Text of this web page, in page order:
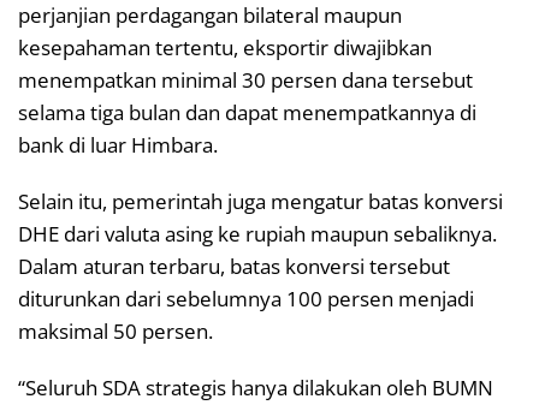
perjanjian perdagangan bilateral maupun
kesepahaman tertentu, eksportir diwajibkan
menempatkan minimal 30 persen dana tersebut
selama tiga bulan dan dapat menempatkannya di
bank di luar Himbara.
Selain itu, pemerintah juga mengatur batas konversi
DHE dari valuta asing ke rupiah maupun sebaliknya.
Dalam aturan terbaru, batas konversi tersebut
diturunkan dari sebelumnya 100 persen menjadi
maksimal 50 persen.
“Seluruh SDA strategis hanya dilakukan oleh BUMN